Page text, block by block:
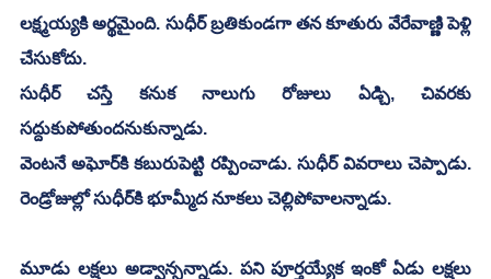
లక్ష్మయ్యకి అర్థమైంది. సుధీర్ బ్రతికుండగా తన కూతురు వేరేవాణ్ణి పెళ్లి
చేసుకోదు.
సుధీర్ చస్తే కనుక నాలుగు రోజులు ఏడ్చి, చివరకు
సద్దుకుపోతుందనుకున్నాడు.
వెంటనే అఘోర్‌కి కబురుపెట్టి రప్పించాడు. సుధీర్ వివరాలు చెప్పాడు.
రెండ్రోజుల్లో సుధీర్‌కి భూమ్మీద నూకలు చెల్లిపోవాలన్నాడు.
మూడు లక్షలు అడ్వాన్సన్నాడు. పని పూర్తయ్యేక ఇంకో ఏడు లక్షలు